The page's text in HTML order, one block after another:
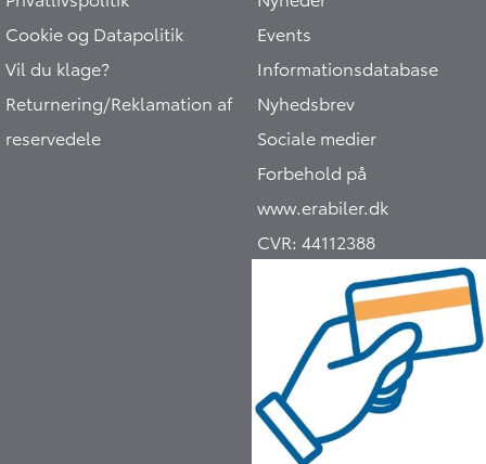
Cookie og Datapolitik
Vil du klage?
Returnering/Reklamation af
reservedele
Events
Informationsdatabase
Nyhedsbrev
Sociale medier
Forbehold på
www.erabiler.dk
CVR:44112388